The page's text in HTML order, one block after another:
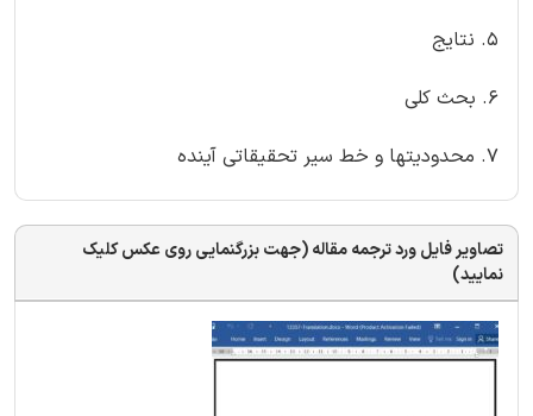
5. نتایج
6. بحث کلی
7. محدودیتها و خط سیر تحقیقاتی آینده
تصاویر فایل ورد ترجمه مقاله (جهت بزرگنمایی روی عکس کلیک
نمایید)